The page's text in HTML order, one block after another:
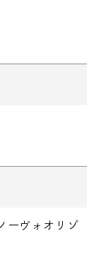
ーヴォオリゾ